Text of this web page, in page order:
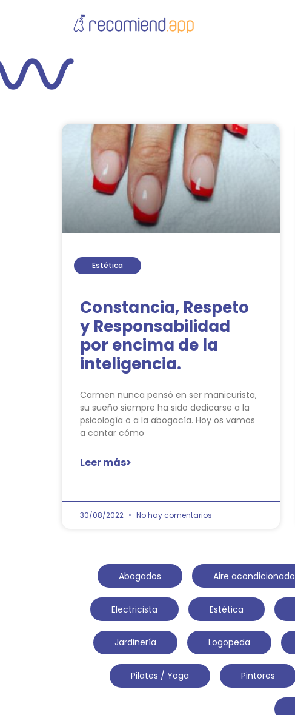
Estética
Constancia, Respeto
y Responsabilidad
por encima de la
inteligencia.
Carmen nunca pensó en ser manicurista,
su sueño siempre ha sido dedicarse a la
psicología o a la abogacía. Hoy os vamos
a contar cómo
Leer más>
30/08/2022 No hay comentarios
Abogados Aire acondicionado
Electricista Estética
Jardinería Logopeda
Pilates / Yoga Pintores